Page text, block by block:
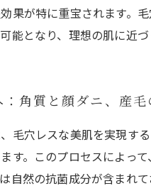
果が特に重宝されます。
能となり、理想の肌に近づ
角質と顔ダニ、産毛
毛穴レスな美肌を実現す
す。このプロセスによっ
自然の抗菌成分が含まれ